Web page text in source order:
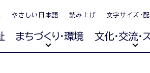
やさしい日本語 読み上げ 文字サイズ・
まちづくり・環境 文化・交流・